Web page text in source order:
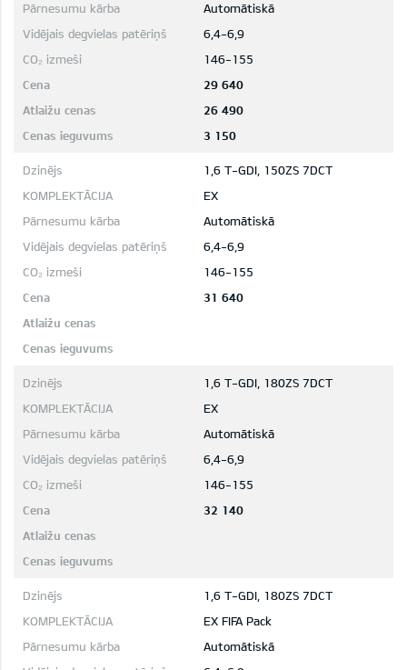
Automātiskā
6,4-6,9
146-155
29 640
26 490
3 150
1,6 T-GDI, 150ZS 7DCT
EX
Automātiskā
6,4-6,9
146-155
31 640
1,6 T-GDI, 180ZS 7DCT
EX
Automātiskā
6,4-6,9
146-155
32 140
1,6 T-GDI, 180ZS 7DCT
EX FIFA Pack
Automātiskā